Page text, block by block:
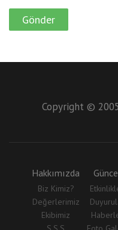
Copyright ©
Hakkımızda
Biz Kimiz?
Değerlerimiz
Ekibimiz